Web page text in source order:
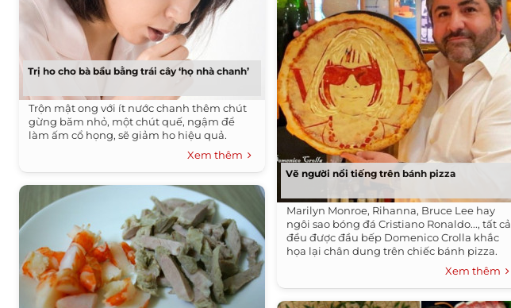
Trị ho cho bà bầu bằng trái cây ‘họ nhà chanh’
Trộn mật ong với ít nước chanh thêm chút
gừng băm nhỏ, một chút quế, ngậm để
làm ấm cổ họng, sẽ giảm ho hiệu quả.
Xem thêm
Vẽ người nổi tiếng trên bánh pizza
Marilyn Monroe, Rihanna, Bruce Lee hay
ngôi sao bóng đá Cristiano Ronaldo..., tất cả
đều được đầu bếp Domenico Crolla khắc
họa lại chân dung trên chiếc bánh pizza.
Xem thêm